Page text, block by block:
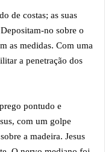
de costas; as suas
no sobre o
as medidas. Com uma
a penetração dos
pontudo e
com um golpe
a madeira. Jesus